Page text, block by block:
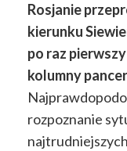
Rosjanie
kierunku
po raz
kolumny
rozpoznanie